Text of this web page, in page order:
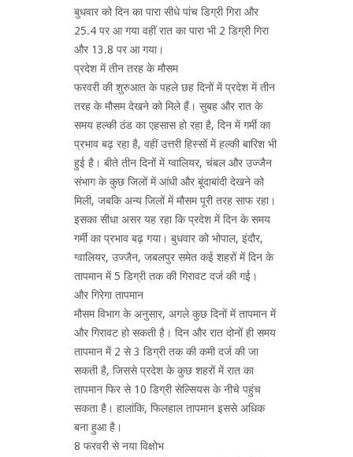
बुधवार को दिन का पारा सीधे पांच डिग्री गिरा और
25.4 पर आ गया वहीं रात का पारा भी 2 डिग्री गिरा
और 13.8 पर आ गया।
प्रदेश में तीन तरह के मौसम
फरवरी की शुरुआत के पहले छह दिनों में प्रदेश में तीन
तरह के मौसम देखने को मिले हैं। सुबह और रात के
समय हल्की ठंड का एहसास हो रहा है, दिन में गर्मी का
प्रभाव बढ़ रहा है, वहीं उत्तरी हिस्सों में हल्की बारिश भी
हुई है। बीते तीन दिनों में ग्वालियर, चंबल और उज्जैन
संभाग के कुछ जिलों में आंधी और बूंदाबांदी देखने को
मिली, जबकि अन्य जिलों में मौसम पूरी तरह साफ रहा।
इसका सीधा असर यह रहा कि प्रदेश में दिन के समय
गर्मी का प्रभाव बढ़ गया। बुधवार को भोपाल, इंदौर,
ग्वालियर, उज्जैन, जबलपुर समेत कई शहरों में दिन के
तापमान में 5 डिग्री तक की गिरावट दर्ज की गई।
और गिरेगा तापमान
मौसम विभाग के अनुसार, अगले कुछ दिनों में तापमान में
और गिरावट हो सकती है। दिन और रात दोनों ही समय
तापमान में 2 से 3 डिग्री तक की कमी दर्ज की जा
सकती है, जिससे प्रदेश के कुछ शहरों में रात का
तापमान फिर से 10 डिग्री सेल्सियस के नीचे पहुंच
सकता है। हालांकि, फिलहाल तापमान इससे अधिक
बना हुआ है।
8 फरवरी से नया विक्षोभ